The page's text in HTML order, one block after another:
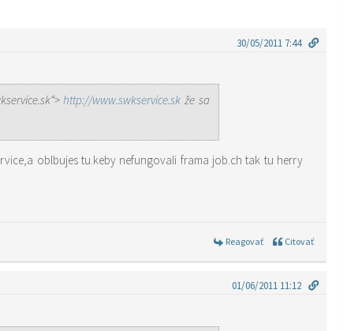
30/05/2011 7:44
http://www.swkservice.sk že sa
oblbujes tu.keby nefungovali frama job.ch tak tu herry
Reagovať Citovať
01/06/2011 11:12